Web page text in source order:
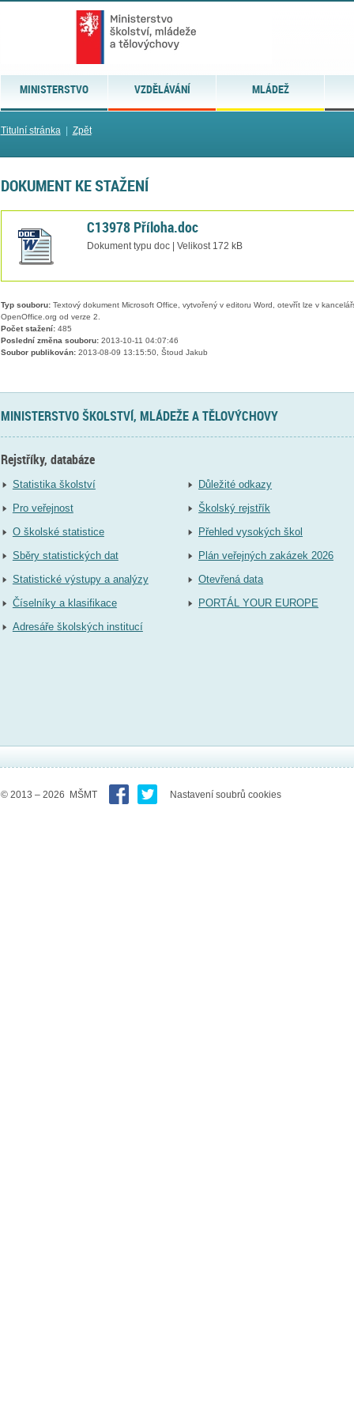
MINISTERSTVO VZDĚLÁVÁNÍ MLÁDEŽ
Titulní stránka| Zpět
DOKUMENT KE STAŽENÍ
C13978 Příloha.doc
Dokument typu doc | Velikost 172 kB
Typ souboru:Textový dokument Microsoft Office, vytvořený v editoru Word, otevřít lze v
OpenOffice.org od verze 2.
Počet stažení:485
Poslední změna souboru:2013-10-11 04:07:46
Soubor publikován:2013-08-09 13:15:50, Štoud Jakub
MINISTERSTVO ŠKOLSTVÍ, MLÁDEŽE A TĚLOVÝCHOVY
Rejstříky, databáze
Statistika školství
Pro veřejnost
O školské statistice
Sběry statistických dat
Statistické výstupy a analýzy
Číselníky a klasifikace
Adresáře školských institucí
Důležité odkazy
Školský rejstřík
Přehled vysokých škol
Plán veřejných zakázek 2026
Otevřená data
PORTÁL YOUR EUROPE
© 2013 – 2026 MŠMT Nastavení soubrů cookies